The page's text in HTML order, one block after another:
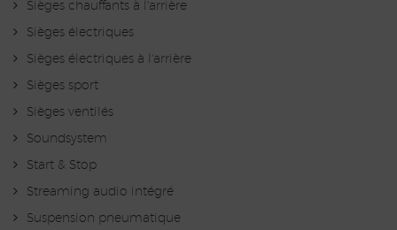
Sièges chauffants à l'arrière
Sièges électriques
Sièges électriques à l'arrière
Sièges sport
Sièges ventilés
Soundsystem
Start & Stop
Streaming audio intégré
Suspension pneumatique